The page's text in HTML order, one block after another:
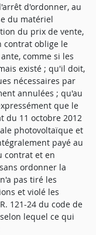
d'ordonner, au
du matériel
du prix de vente,
contrat oblige le
comme si les
existé ; qu'il doit,
nécessaires par
annulées ; qu'au
que le
du 11 octobre 2012
photovoltaïque et
payé au
contrat et en
ordonner la
pas tiré les
et violé les
121-24 du code de
lequel ce qui